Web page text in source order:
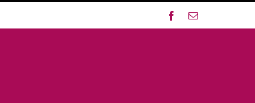
Facebook
E-